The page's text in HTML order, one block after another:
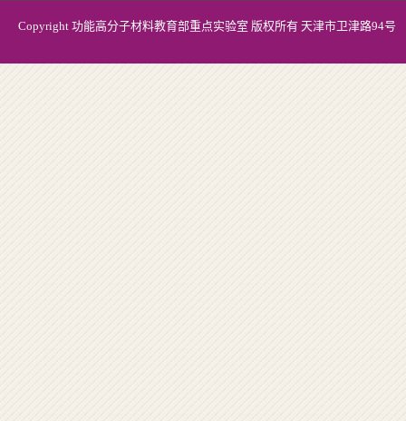
Copyright 功能高分子材料教育部重点实验室 版权所有 天津市卫津路94号